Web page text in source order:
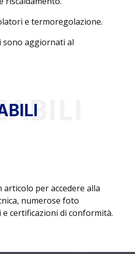
e termoregolazione.
sono aggiornati al
articolo per accedere alla
numerose foto
certificazioni di conformità.